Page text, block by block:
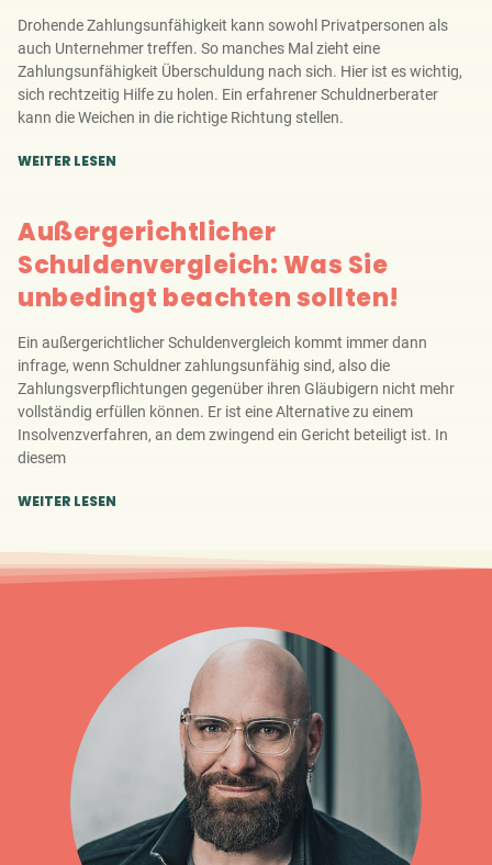
Drohende Zahlungsunfähigkeit kann sowohl Privatpersonen als
auch Unternehmer treffen. So manches Mal zieht eine
Zahlungsunfähigkeit Überschuldung nach sich. Hier ist es wichtig,
sich rechtzeitig Hilfe zu holen. Ein erfahrener Schuldnerberater
kann die Weichen in die richtige Richtung stellen.
WEITER LESEN
Außergerichtlicher
Schuldenvergleich: Was Sie
unbedingt beachten sollten!
Ein außergerichtlicher Schuldenvergleich kommt immer dann
infrage, wenn Schuldner zahlungsunfähig sind, also die
Zahlungsverpflichtungen gegenüber ihren Gläubigern nicht mehr
vollständig erfüllen können. Er ist eine Alternative zu einem
Insolvenzverfahren, an dem zwingend ein Gericht beteiligt ist. In
diesem
WEITER LESEN